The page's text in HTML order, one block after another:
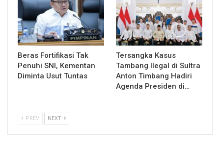
Beras Fortifikasi Tak
Penuhi SNI, Kementan
Diminta Usut Tuntas
Tersangka Kasus
Tambang Ilegal di Sultra
Anton Timbang Hadiri
Agenda Presiden di…
PREV NEXT